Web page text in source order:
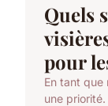
Quels
pour
En tant que
une